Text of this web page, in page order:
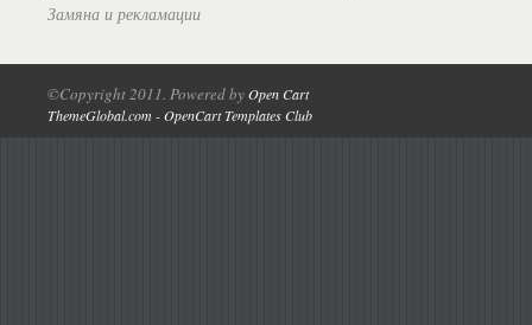
Замяна и рекламации
©Copyright 2011. Powered byOpen Cart
ThemeGlobal.com - OpenCart Templates Club